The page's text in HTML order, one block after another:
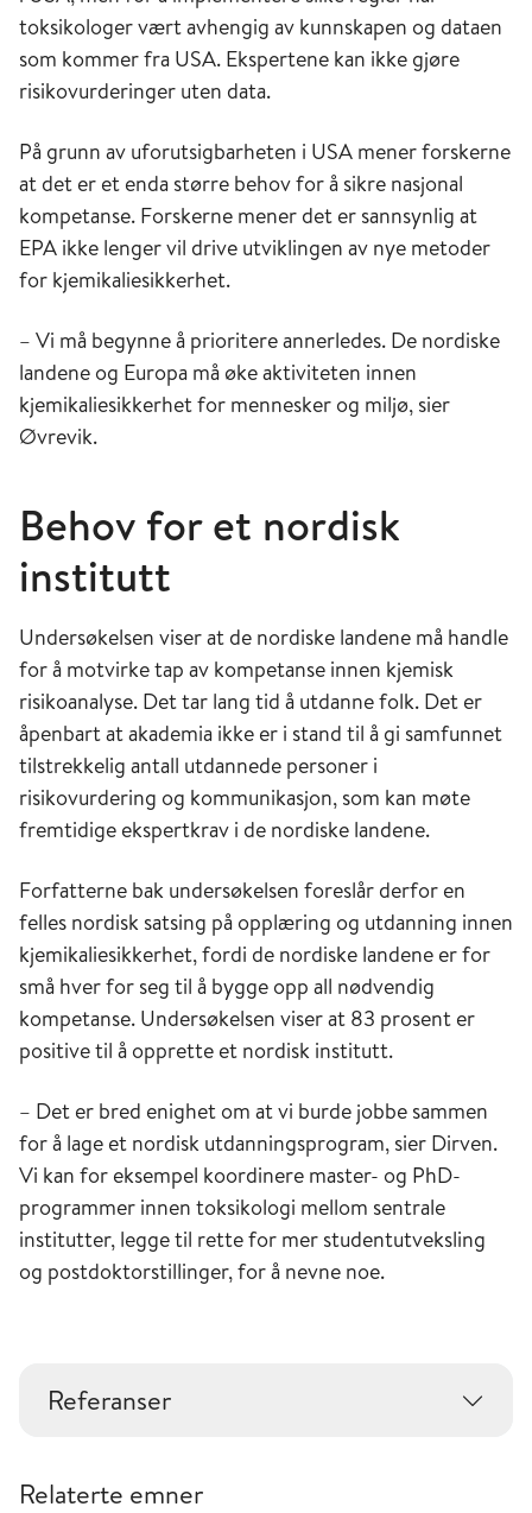
toksikologer vært avhengig av kunnskapen og dataen
som kommer fra USA. Ekspertene kan ikke gjøre
risikovurderinger uten data.
På grunn av uforutsigbarheten i USA mener forskerne
at det er et enda større behov for å sikre nasjonal
kompetanse. Forskerne mener det er sannsynlig at
EPA ikke lenger vil drive utviklingen av nye metoder
for kjemikaliesikkerhet.
– Vi må begynne å prioritere annerledes. De nordiske
landene og Europa må øke aktiviteten innen
kjemikaliesikkerhet for mennesker og miljø, sier
Øvrevik.
Behov for et nordisk
institutt
Undersøkelsen viser at de nordiske landene må handle
for å motvirke tap av kompetanse innen kjemisk
risikoanalyse. Det tar lang tid å utdanne folk. Det er
åpenbart at akademia ikke er i stand til å gi samfunnet
tilstrekkelig antall utdannede personer i
risikovurdering og kommunikasjon, som kan møte
fremtidige ekspertkrav i de nordiske landene.
Forfatterne bak undersøkelsen foreslår derfor en
felles nordisk satsing på opplæring og utdanning innen
kjemikaliesikkerhet, fordi de nordiske landene er for
små hver for seg til å bygge opp all nødvendig
kompetanse. Undersøkelsen viser at 83 prosent er
positive til å opprette et nordisk institutt.
– Det er bred enighet om at vi burde jobbe sammen
for å lage et nordisk utdanningsprogram, sier Dirven.
Vi kan for eksempel koordinere master- og PhD-
programmer innen toksikologi mellom sentrale
institutter, legge til rette for mer studentutveksling
og postdoktorstillinger, for å nevne noe.
Referanser
Relaterte emner